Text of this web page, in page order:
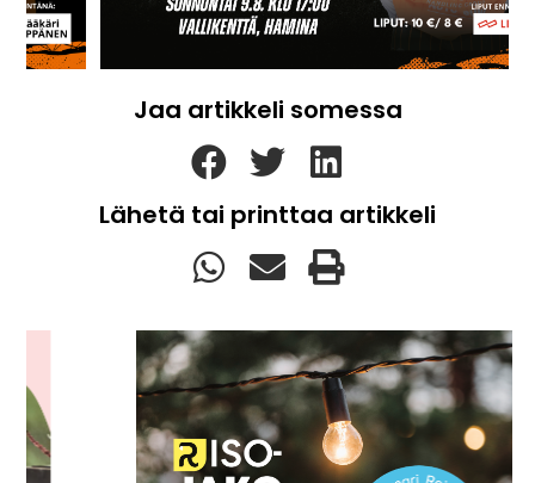
Jaa artikkeli somessa
Lähetä tai printtaa artikkeli